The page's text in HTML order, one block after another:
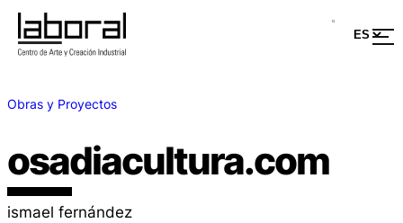
Obras y Proyectos
osadiacultura.com
ismael fernández